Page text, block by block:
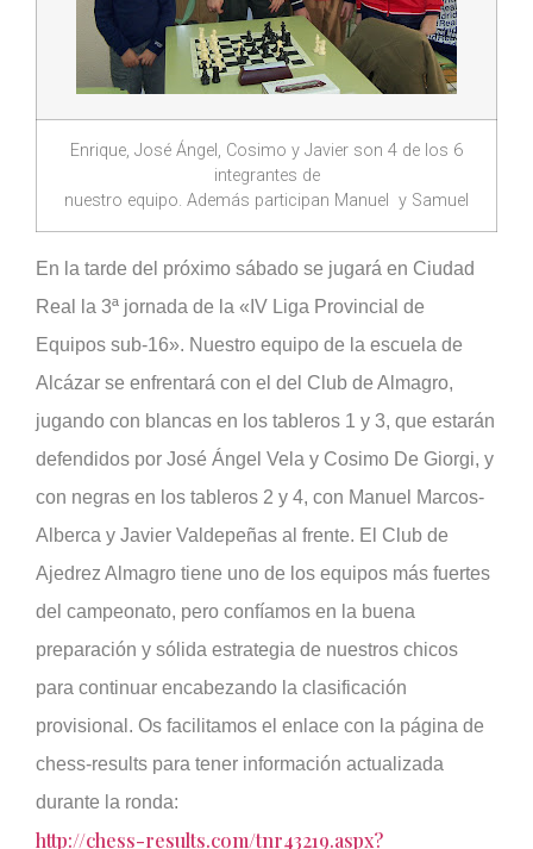
Enrique, José Ángel, Cosimo y Javier son 4 de los 6
integrantes de
nuestro equipo. Además participan Manuel y Samuel
En la tarde del próximo sábado se jugará en Ciudad
Real la 3ª jornada de la «IV Liga Provincial de
Equipos sub-16». Nuestro equipo de la escuela de
Alcázar se enfrentará con el del Club de Almagro,
jugando con blancas en los tableros 1 y 3, que estarán
defendidos por José Ángel Vela y Cosimo De Giorgi, y
con negras en los tableros 2 y 4, con Manuel Marcos-
Alberca y Javier Valdepeñas al frente. El Club de
Ajedrez Almagro tiene uno de los equipos más fuertes
del campeonato, pero confíamos en la buena
preparación y sólida estrategia de nuestros chicos
para continuar encabezando la clasificación
provisional. Os facilitamos el enlace con la página de
chess-results para tener información actualizada
durante la ronda:
http://chess-results.com/tnr43219.aspx?